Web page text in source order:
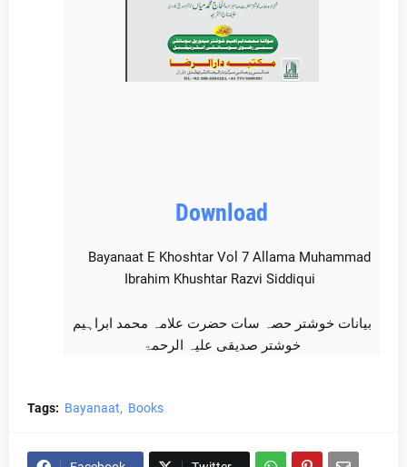
Download
Bayanaat E Khoshtar Vol 7 Allama Muhammad
Ibrahim Khushtar Razvi Siddiqui
بیانات خوشتر حصہ سات حضرت علامہ محمد ابراہیم
خوشتر صدیقی علیہ الرحمۃ
Tags: Bayanaat Books